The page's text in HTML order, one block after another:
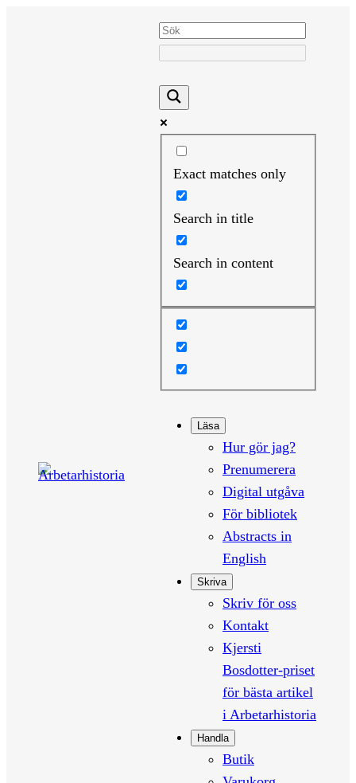
Exact matches only
Search in title
Search in content
Läsa
Hur gör jag?
Prenumerera
Digital utgåva
För bibliotek
Abstracts in
English
Skriva
Skriv för oss
Kontakt
Kjersti
Bosdotter-priset
för bästa artikel
i Arbetarhistoria
Handla
Butik